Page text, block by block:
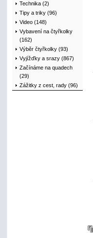
Technika (2)
Tipy a triky (96)
Video (148)
Vybavení na čtyřkolky
(162)
Výběr čtyřkolky (93)
Vyjížďky a srazy (867)
Začínáme na quadech
(29)
Zážitky z cest, rady (96)